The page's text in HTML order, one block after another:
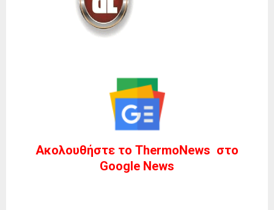
Ακολουθήστε το ThermoNews στο
Google News